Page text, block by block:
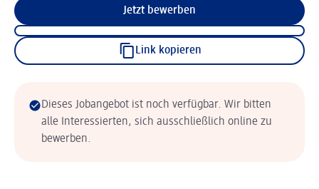
Jetzt bewerben
Link kopieren
Dieses Jobangebot ist noch verfügbar. Wir bitten
alle Interessierten, sich ausschließlich online zu
bewerben.